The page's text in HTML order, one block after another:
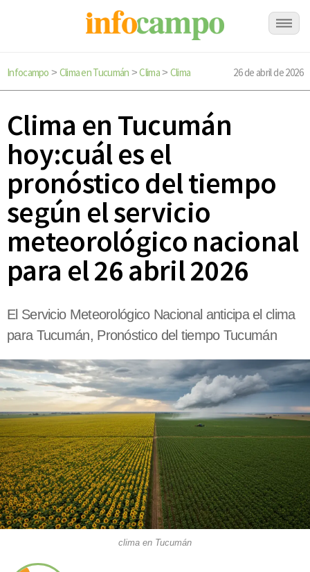
Infocampo > Clima en Tucumán >Clima> Clima 26 de abril de 2026
Clima en Tucumán
hoy:cuál es el
pronóstico del tiempo
según el servicio
meteorológico nacional
para el 26 abril 2026
El Servicio Meteorológico Nacional anticipa el clima
para Tucumán, Pronóstico del tiempo Tucumán
clima en Tucumán